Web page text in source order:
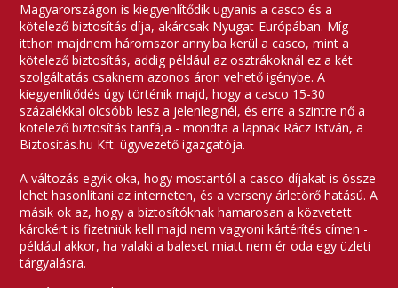
Magyarországon is kiegyenlítődik ugyanis a casco és a
kötelező biztosítás díja, akárcsak Nyugat-Európában. Míg
itthon majdnem háromszor annyiba kerül a casco, mint a
kötelező biztosítás, addig például az osztrákoknál ez a két
szolgáltatás csaknem azonos áron vehető igénybe. A
kiegyenlítődés úgy történik majd, hogy a casco 15-30
százalékkal olcsóbb lesz a jelenleginél, és erre a szintre nő a
kötelező biztosítás tarifája - mondta a lapnak Rácz István, a
Biztosítás.hu Kft. ügyvezető igazgatója.
A változás egyik oka, hogy mostantól a casco-díjakat is össze
lehet hasonlítani az interneten, és a verseny árletörő hatású. A
másik ok az, hogy a biztosítóknak hamarosan a közvetett
károkért is fizetniük kell majd nem vagyoni kártérítés címen -
például akkor, ha valaki a baleset miatt nem ér oda egy üzleti
tárgyalásra.